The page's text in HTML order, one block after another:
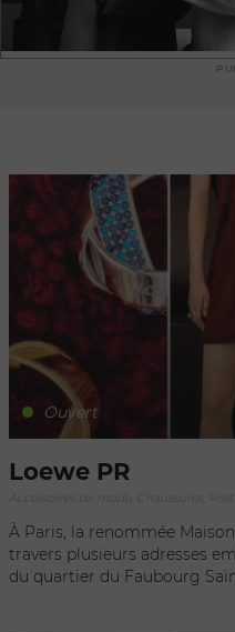
Ouvert
Loewe PR
À Paris, la renommée
travers plusieurs adresses
du quartier du Faubourg